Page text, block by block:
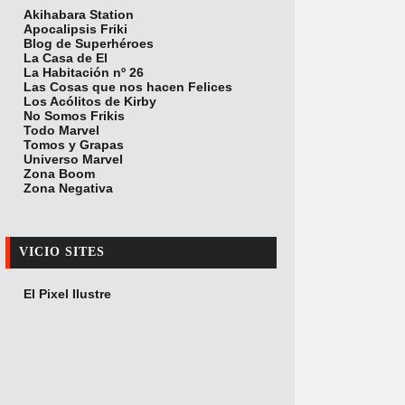
Akihabara Station
Apocalipsis Friki
Blog de Superhéroes
La Casa de El
La Habitación nº 26
Las Cosas que nos hacen Felices
Los Acólitos de Kirby
No Somos Frikis
Todo Marvel
Tomos y Grapas
Universo Marvel
Zona Boom
Zona Negativa
VICIO SITES
El Pixel Ilustre